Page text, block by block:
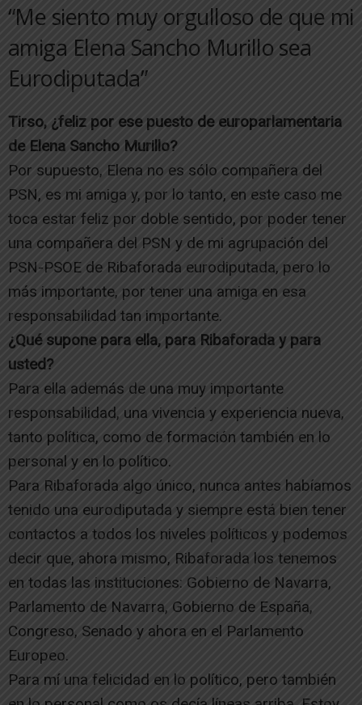
“Me siento muy orgulloso de que mi
amiga Elena Sancho Murillo sea
Eurodiputada”
Tirso, ¿feliz por ese puesto de europarlamentaria
de Elena Sancho Murillo?
Por supuesto, Elena no es sólo compañera del
PSN, es mi amiga y, por lo tanto, en este caso me
toca estar feliz por doble sentido, por poder tener
una compañera del PSN y de mi agrupación del
PSN-PSOE de Ribaforada eurodiputada, pero lo
más importante, por tener una amiga en esa
responsabilidad tan importante.
¿Qué supone para ella, para Ribaforada y para
usted?
Para ella además de una muy importante
responsabilidad, una vivencia y experiencia nueva,
tanto política, como de formación también en lo
personal y en lo político.
Para Ribaforada algo único, nunca antes habíamos
tenido una eurodiputada y siempre está bien tener
contactos a todos los niveles políticos y podemos
decir que, ahora mismo, Ribaforada los tenemos
en todas las instituciones: Gobierno de Navarra,
Parlamento de Navarra, Gobierno de España,
Congreso, Senado y ahora en el Parlamento
Europeo.
Para mí una felicidad en lo político, pero también